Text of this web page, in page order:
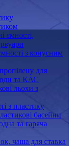
ємності,
з конусним
для
та КАС
льохи з
з пластику
басейни
та гаряча
чаша для ставка